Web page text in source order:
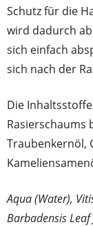
Schutz für die
wird dadurch
sich einfach
sich nach der
Die
Rasierschaums
Traubenkernöl,
Aqua (Water),
Barbadensis Leaf